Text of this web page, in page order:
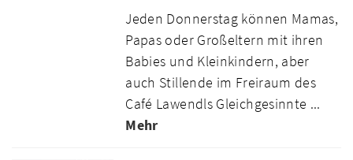
Jeden Donnerstag können Mamas,
Papas oder Großeltern mit ihren
Babies und Kleinkindern, aber
auch Stillende im Freiraum des
Café Lawendls Gleichgesinnte ...
Mehr